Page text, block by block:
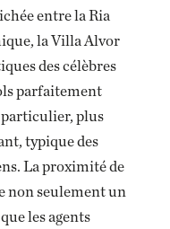
entre la Ria
la Villa Alvor
des célèbres
parfaitement
plus
typique des
La proximité de
non seulement un
les agents